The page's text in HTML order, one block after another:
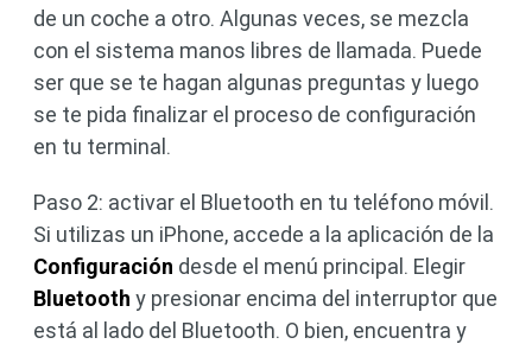
de un coche a otro. Algunas veces, se mezcla
con el sistema manos libres de llamada. Puede
ser que se te hagan algunas preguntas y luego
se te pida finalizar el proceso de configuración
en tu terminal.
Paso 2: activar el Bluetooth en tu teléfono móvil.
Si utilizas un iPhone, accede a la aplicación de la
Configuración desde el menú principal. Elegir
Bluetooth y presionar encima del interruptor que
está al lado del Bluetooth. O bien, encuentra y